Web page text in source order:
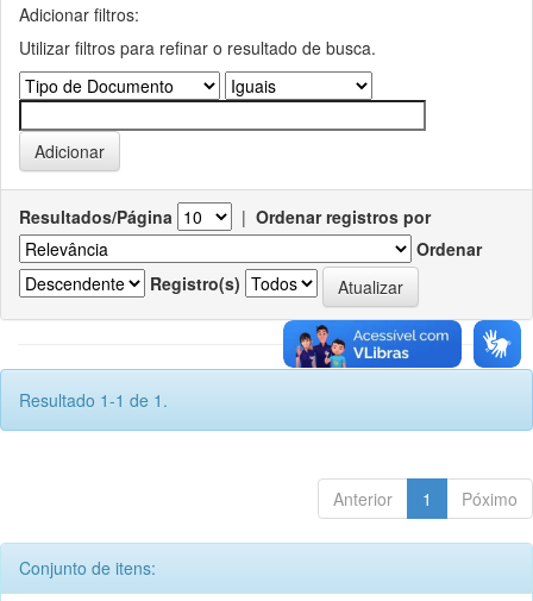
Adicionar filtros:
Utilizar filtros para refinar o resultado de busca.
Resultados/Página | Ordenar registros por
Ordenar
Registro(s)
Resultado 1-1 de 1.
Anterior 1 Póximo
Conjunto de itens: